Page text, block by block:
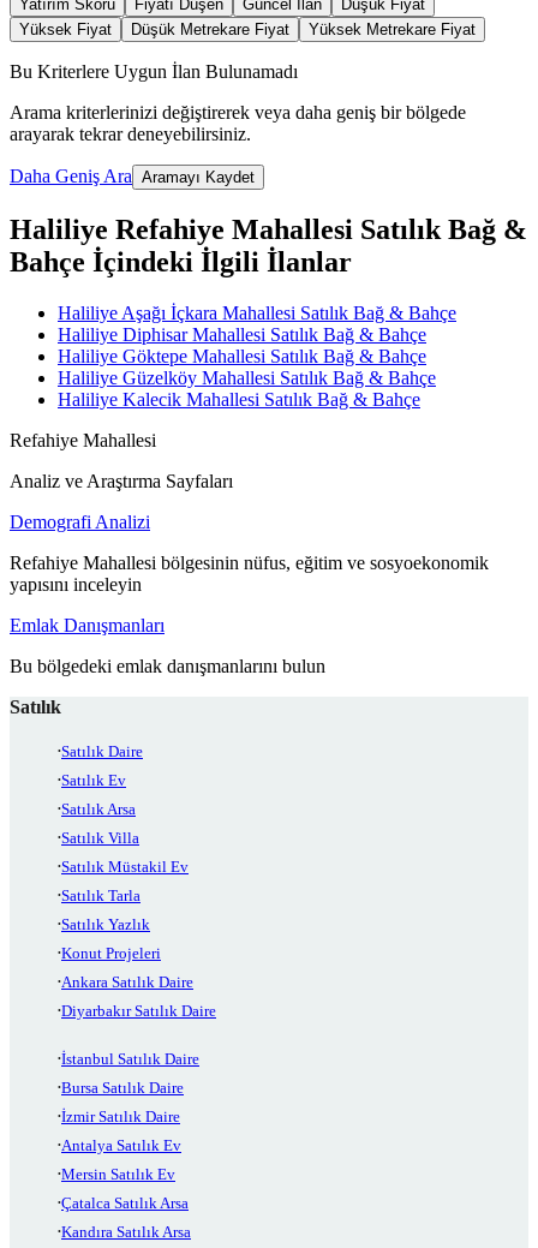
Yatırım Skoru Fiyatı Düşen Güncel İlan
Düşük Fiyat
Yüksek Fiyat
Düşük Metrekare Fiyat Yüksek Metrekare Fiyat
Bu Kriterlere Uygun İlan Bulunamadı
Arama kriterlerinizi değiştirerek veya daha geniş bir bölgede
arayarak tekrar deneyebilirsiniz.
Daha Geniş Ara Aramayı Kaydet
Haliliye Refahiye Mahallesi Satılık Bağ &
Bahçe İçindeki İlgili İlanlar
Haliliye Aşağı İçkara Mahallesi Satılık Bağ & Bahçe
Haliliye Diphisar Mahallesi Satılık Bağ & Bahçe
Haliliye Göktepe Mahallesi Satılık Bağ & Bahçe
Haliliye Güzelköy Mahallesi Satılık Bağ & Bahçe
Haliliye Kalecik Mahallesi Satılık Bağ & Bahçe
Refahiye Mahallesi
Analiz ve Araştırma Sayfaları
Demografi Analizi
Refahiye Mahallesi bölgesinin nüfus, eğitim ve sosyoekonomik
yapısını inceleyin
Emlak Danışmanları
Bu bölgedeki emlak danışmanlarını bulun
Satılık
Satılık Daire
Satılık Ev
Satılık Arsa
Satılık Villa
Satılık Müstakil Ev
Satılık Tarla
Satılık Yazlık
Konut Projeleri
Ankara Satılık Daire
Diyarbakır Satılık Daire
İstanbul Satılık Daire
Bursa Satılık Daire
İzmir Satılık Daire
Antalya Satılık Ev
Mersin Satılık Ev
Çatalca Satılık Arsa
Kandıra Satılık Arsa